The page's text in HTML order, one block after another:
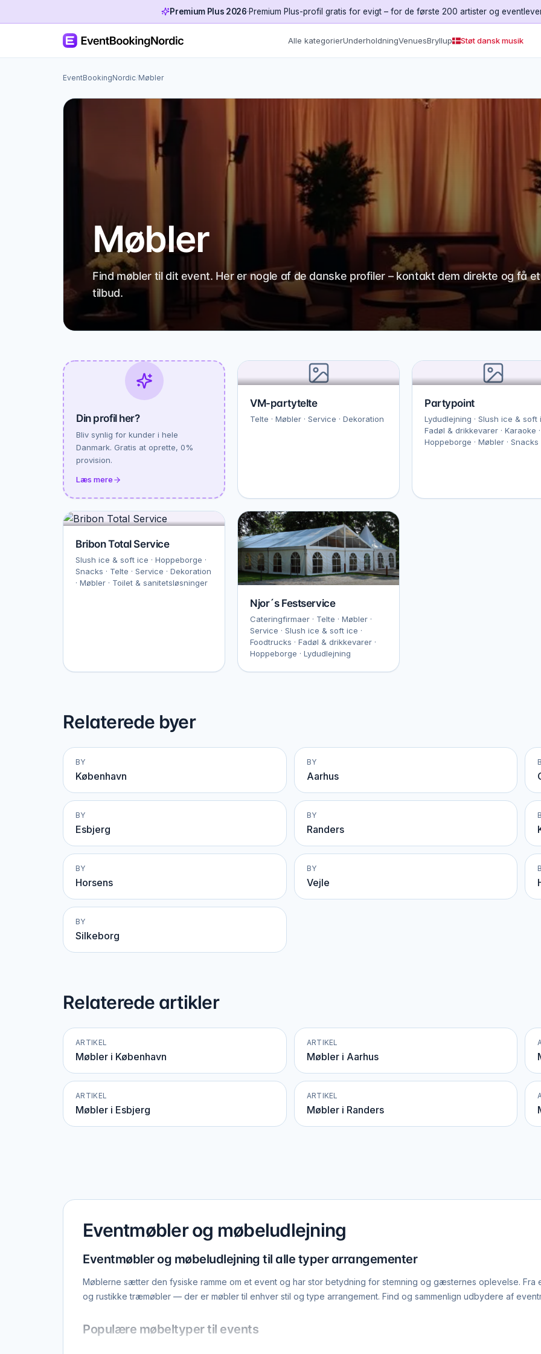
Premium Plus 2026·Premium Plus-profil gratis for evigt – for de første 200 artister og
Alle kategorierUnderholdningVenuesBryllup Støt dansk musik
EventBookingNordic/Møbler
Møbler
Find møbler til dit event. Her er nogle af de danske profiler – kontakt dem direkte og få et
tilbud.
Din profil her?
Bliv synlig for kunder i hele
Danmark. Gratis at oprette, 0%
provision.
Læs mere
VM-partytelte
Telte · Møbler · Service · Dekoration
Partypoint
Lydudlejning · Slush ice & soft
Fadøl & drikkevarer · Karaoke ·
Hoppeborge · Møbler · Snacks
Bribon Total Service
Slush ice & soft ice · Hoppeborge ·
Snacks · Telte · Service · Dekoration
· Møbler · Toilet & sanitetsløsninger
Njor´s Festservice
Cateringfirmaer · Telte · Møbler ·
Service · Slush ice & soft ice ·
Foodtrucks · Fadøl & drikkevarer ·
Hoppeborge · Lydudlejning
Relaterede byer
BY
København
BY
Aarhus
BY
Esbjerg
BY
Randers
BY
Horsens
BY
Vejle
BY
Silkeborg
Relaterede artikler
ARTIKEL
Møbler i København
ARTIKEL
Møbler i Aarhus
ARTIKEL
Møbler i Esbjerg
ARTIKEL
Møbler i Randers
Eventmøbler og møbeludlejning
Eventmøbler og møbeludlejning til alle typer arrangementer
Møblerne sætter den fysiske ramme om et event og har stor betydning for stemning og gæsternes oplevelse.
og rustikke træmøbler — der er møbler til enhver stil og type arrangement. Find og sammenlign udbydere af
Populære møbeltyper til events